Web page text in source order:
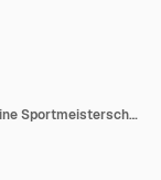
Eine Gruppe jubelnder Fans beobachtet eine Sportmeisterschaft im Stadion, ihre Mannschaft gewinnt und jeder feiert dieses Ereignis.